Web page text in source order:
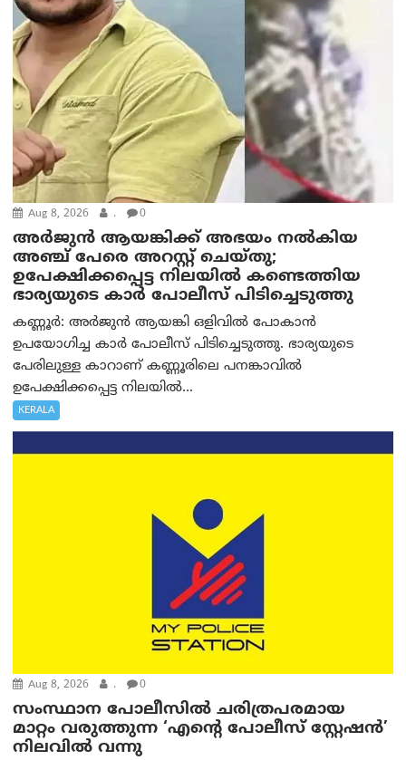
Aug 8, 2026 . 0
അര്‍ജുന്‍ ആയങ്കിക്ക് അഭയം നല്‍കിയ
അഞ്ച് പേരെ അറസ്റ്റ് ചെയ്തു;
ഉപേക്ഷിക്കപ്പെട്ട നിലയില്‍ കണ്ടെത്തിയ
ഭാര്യയുടെ കാര്‍ പോലീസ് പിടിച്ചെടുത്തു
കണ്ണൂർ: അർജുൻ ആയങ്കി ഒളിവിൽ പോകാൻ
ഉപയോഗിച്ച കാർ പോലീസ് പിടിച്ചെടുത്തു. ഭാര്യയുടെ
പേരിലുള്ള കാറാണ് കണ്ണൂരിലെ പനങ്കാവിൽ
ഉപേക്ഷിക്കപ്പെട്ട നിലയിൽ...
KERALA
Aug 8, 2026 . 0
സംസ്ഥാന പോലീസിൽ ചരിത്രപരമായ
മാറ്റം വരുത്തുന്ന ‘എന്റെ പോലീസ് സ്റ്റേഷൻ’
നിലവില്‍ വന്നു